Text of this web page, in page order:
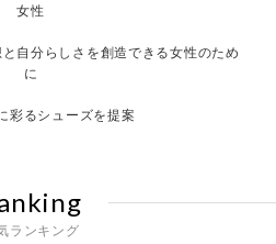
女性
自分らしさを創造できる女性のため
に
彩るシューズを提案
ランキング